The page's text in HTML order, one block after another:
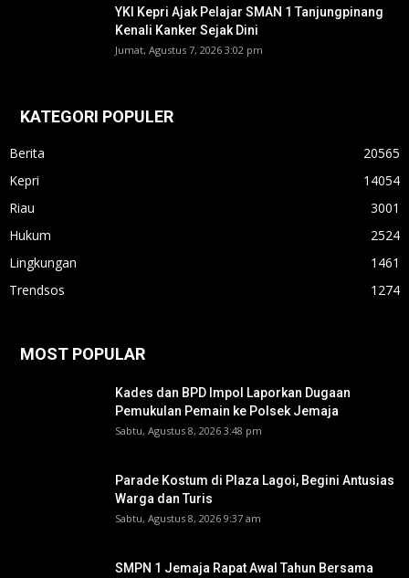
YKI Kepri Ajak Pelajar SMAN 1 Tanjungpinang
Kenali Kanker Sejak Dini
Jumat, Agustus 7, 2026 3:02 pm
KATEGORI POPULER
Berita
20565
Kepri
14054
Riau
3001
Hukum
2524
Lingkungan
1461
Trendsos
1274
MOST POPULAR
Kades dan BPD Impol Laporkan Dugaan
Pemukulan Pemain ke Polsek Jemaja
Sabtu, Agustus 8, 2026 3:48 pm
Parade Kostum di Plaza Lagoi, Begini Antusias
Warga dan Turis
Sabtu, Agustus 8, 2026 9:37 am
SMPN 1 Jemaja Rapat Awal Tahun Bersama